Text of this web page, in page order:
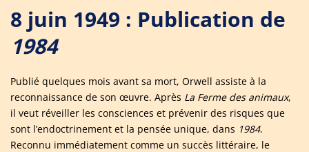
8 juin 1949 : Publication de
1984
Publié quelques mois avant sa mort, Orwell assiste à la
reconnaissance de son œuvre. Après La Ferme des animaux,
il veut réveiller les consciences et prévenir des risques que
sont l’endoctrinement et la pensée unique, dans 1984.
Reconnu immédiatement comme un succès littéraire, le